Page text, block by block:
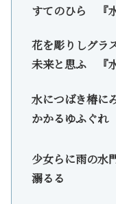
すてのひら 『
花を彫りしグラ
未来と思ふ 『水
水につばき椿に
かかるゆふぐれ
少女らに雨の水
溺るる